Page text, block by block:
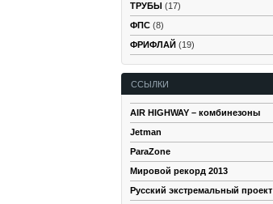
ТРУБЫ (17)
ФПС (8)
ФРИФЛАЙ (19)
ССЫЛКИ
AIR HIGHWAY – комбинезоны
Jetman
ParaZone
Мировой рекорд 2013
Русский экстремальный проект